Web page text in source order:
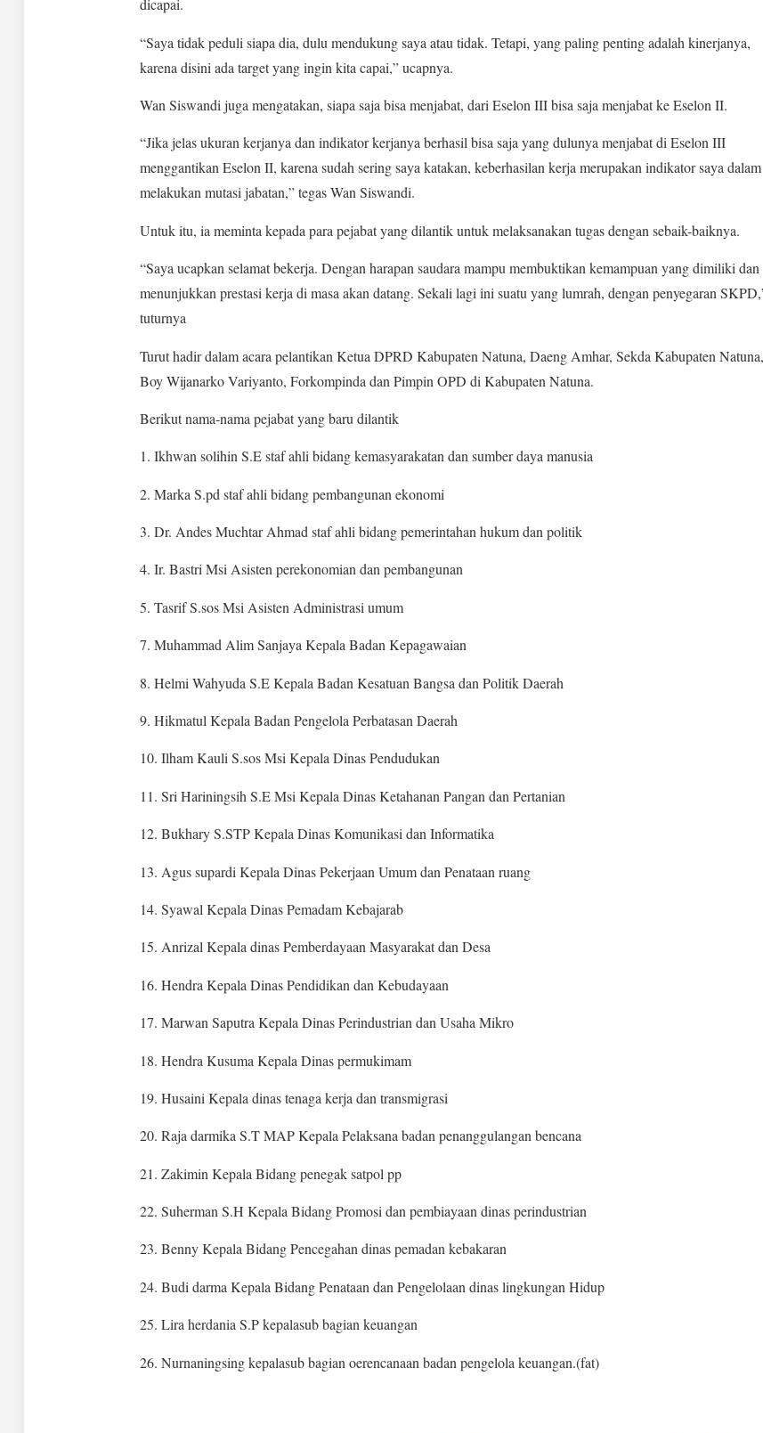
dicapai.
“Saya tidak peduli siapa dia, dulu mendukung saya atau tidak. Tetapi, yang paling penting adalah kinerjanya,
karena disini ada target yang ingin kita capai,” ucapnya.
Wan Siswandi juga mengatakan, siapa saja bisa menjabat, dari Eselon III bisa saja menjabat ke Eselon II.
“Jika jelas ukuran kerjanya dan indikator kerjanya berhasil bisa saja yang dulunya menjabat di Eselon III
menggantikan Eselon II, karena sudah sering saya katakan, keberhasilan kerja merupakan indikator saya dalam
melakukan mutasi jabatan,” tegas Wan Siswandi.
Untuk itu, ia meminta kepada para pejabat yang dilantik untuk melaksanakan tugas dengan sebaik-baiknya.
“Saya ucapkan selamat bekerja. Dengan harapan saudara mampu membuktikan kemampuan yang dimiliki dan
menunjukkan prestasi kerja di masa akan datang. Sekali lagi ini suatu yang lumrah, dengan penyegaran
tuturnya
Turut hadir dalam acara pelantikan Ketua DPRD Kabupaten Natuna, Daeng Amhar, Sekda Kabupaten Natuna,
Boy Wijanarko Variyanto, Forkompinda dan Pimpin OPD di Kabupaten Natuna.
Berikut nama-nama pejabat yang baru dilantik
1. Ikhwan solihin S.E staf ahli bidang kemasyarakatan dan sumber daya manusia
2. Marka S.pd staf ahli bidang pembangunan ekonomi
3. Dr. Andes Muchtar Ahmad staf ahli bidang pemerintahan hukum dan politik
4. Ir. Bastri Msi Asisten perekonomian dan pembangunan
5. Tasrif S.sos Msi Asisten Administrasi umum
7. Muhammad Alim Sanjaya Kepala Badan Kepagawaian
8. Helmi Wahyuda S.E Kepala Badan Kesatuan Bangsa dan Politik Daerah
9. Hikmatul Kepala Badan Pengelola Perbatasan Daerah
10. Ilham Kauli S.sos Msi Kepala Dinas Pendudukan
11. Sri Hariningsih S.E Msi Kepala Dinas Ketahanan Pangan dan Pertanian
12. Bukhary S.STP Kepala Dinas Komunikasi dan Informatika
13. Agus supardi Kepala Dinas Pekerjaan Umum dan Penataan ruang
14. Syawal Kepala Dinas Pemadam Kebajarab
15. Anrizal Kepala dinas Pemberdayaan Masyarakat dan Desa
16. Hendra Kepala Dinas Pendidikan dan Kebudayaan
17. Marwan Saputra Kepala Dinas Perindustrian dan Usaha Mikro
18. Hendra Kusuma Kepala Dinas permukimam
19. Husaini Kepala dinas tenaga kerja dan transmigrasi
20. Raja darmika S.T MAP Kepala Pelaksana badan penanggulangan bencana
21. Zakimin Kepala Bidang penegak satpol pp
22. Suherman S.H Kepala Bidang Promosi dan pembiayaan dinas perindustrian
23. Benny Kepala Bidang Pencegahan dinas pemadan kebakaran
24. Budi darma Kepala Bidang Penataan dan Pengelolaan dinas lingkungan Hidup
25. Lira herdania S.P kepalasub bagian keuangan
26. Nurnaningsing kepalasub bagian oerencanaan badan pengelola keuangan.(fat)